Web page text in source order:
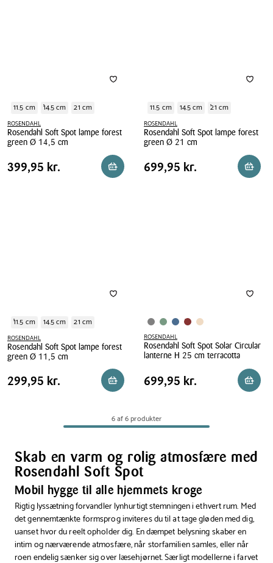
11.5 cm 14.5 cm 21 cm
ROSENDAHL
Rosendahl Soft Spot lampe forest
green Ø 14,5 cm
Rosendahl
Soft
Pris
Pris 399,95 kr.
399,95 kr. Reservér i butik
11.5 cm 14.5 cm 21 cm
ROSENDAHL
Rosendahl Soft Spot lampe forest
green Ø 21 cm
Rosendahl
Soft
Pris
Pris 699,95 kr.
699,95 kr.
11.5 cm 14.5 cm 21 cm
ROSENDAHL
Rosendahl Soft Spot lampe forest
green Ø 11,5 cm
Rosendahl
Soft
11,5
cm
Pris
Pris 299,95 kr.
299,95 kr. Reservér i butik
ROSENDAHL
Rosendahl Soft Spot Solar Circular
lanterne H 25 cm terracotta
Rosendahl
Soft
Circular
H
25
cm
terracotta
Pris
Pris 699,95 kr.
699,95 kr.
6 af 6 produkter
Skab en varm og rolig atmosfære med
Rosendahl Soft Spot
Mobil hygge til alle hjemmets kroge
Rigtig lyssætning forvandler lynhurtigt stemningen i ethvert rum. Med
det gennemtænkte formsprog inviteres du til at tage gløden med dig,
uanset hvor du reelt opholder dig. En dæmpet belysning skaber en
intim og nærværende atmosfære, når storfamilien samles, eller når
roen endelig sænker sig over læsehjørnet. Særligt modellerne i farvet